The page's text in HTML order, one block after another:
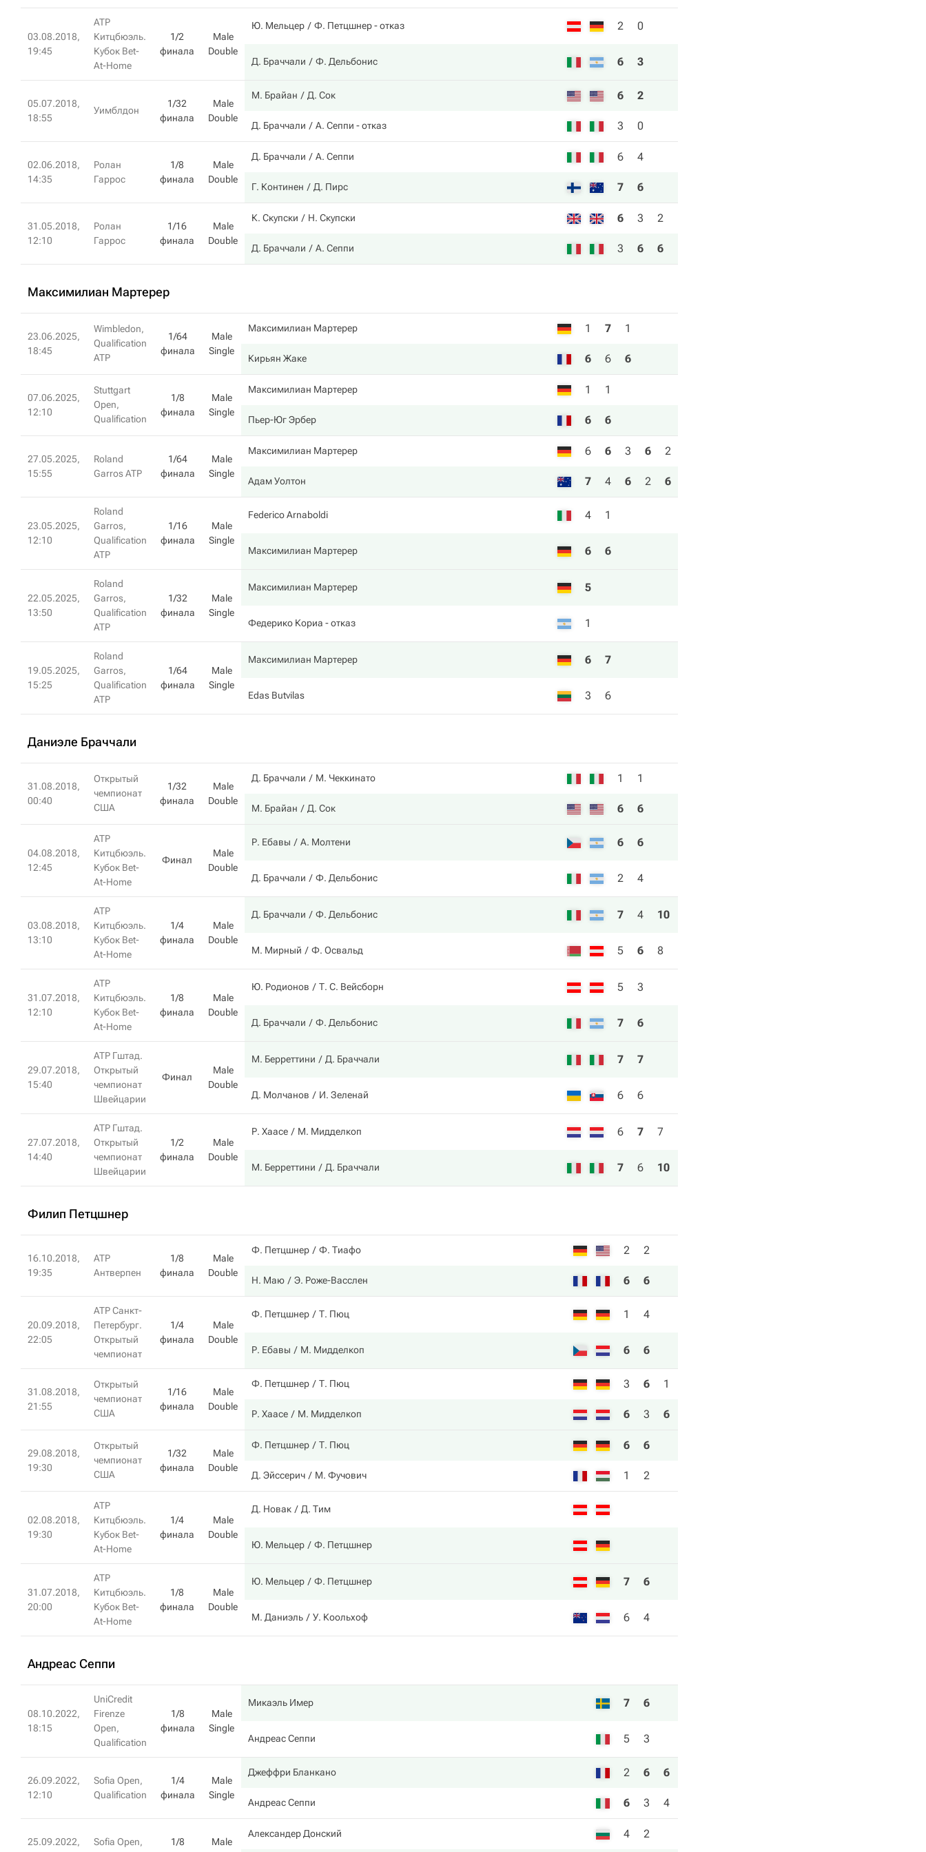
03.08.2018,
19:45
ATP
Китцбюэль.
Кубок Bet-
At-Home
1/2
финала
Male
Double
Ю. Мельцер Ф. Петцшнер- отказ 2 0
Д. Браччали Ф. Дельбонис 6 3
05.07.2018,
18:55
Уимблдон
1/32
финала
Male
Double
М. Брайан Д. Сок 6 2
Д. Браччали А. Сеппи - отказ 3 0
02.06.2018,
14:35
Ролан
Гаррос
1/8
финала
Male
Double
Д. Браччали А. Сеппи 6 4
Г. Континен Д. Пирс 7 6
31.05.2018,
12:10
Ролан
Гаррос
1/16
финала
Male
Double
К. Скупски Н. Скупски 6 3 2
Д. Браччали А. Сеппи 3 6 6
Максимилиан Мартерер
23.06.2025,
18:45
Wimbledon,
Qualification
ATP
1/64
финала
Male
Single
Максимилиан Мартерер 1 7 1
Кирьян Жаке 6 6 6
07.06.2025,
12:10
Stuttgart
Open,
Qualification
1/8
финала
Male
Single
Максимилиан Мартерер 1 1
Пьер-Юг Эрбер 6 6
27.05.2025,
15:55
Roland
Garros ATP
1/64
финала
Male
Single
Максимилиан Мартерер 6 6 3 6 2
Адам Уолтон 7 4 6 2 6
23.05.2025,
12:10
Roland
Garros,
Qualification
ATP
1/16
финала
Male
Single
Federico Arnaboldi 4 1
Максимилиан Мартерер 6 6
22.05.2025,
13:50
Roland
Garros,
Qualification
ATP
1/32
финала
Male
Single
Максимилиан Мартерер 5
Федерико Кориа - отказ 1
19.05.2025,
15:25
Roland
Garros,
Qualification
ATP
1/64
финала
Male
Single
Максимилиан Мартерер 6 7
Edas Butvilas 3 6
Даниэле Браччали
31.08.2018,
00:40
Открытый
чемпионат
США
1/32
финала
Male
Double
Д. Браччали М. Чеккинато 1 1
М. Брайан Д. Сок 6 6
04.08.2018,
12:45
ATP
Китцбюэль.
Кубок Bet-
At-Home
Финал
Male
Double
Р. Ебавы А. Молтени 6 6
Д. Браччали Ф. Дельбонис 2 4
03.08.2018,
13:10
ATP
Китцбюэль.
Кубок Bet-
At-Home
1/4
финала
Male
Double
Д. Браччали Ф. Дельбонис 7 4 10
М. Мирный Ф. Освальд 5 6 8
31.07.2018,
12:10
ATP
Китцбюэль.
Кубок Bet-
At-Home
1/8
финала
Male
Double
Ю. Родионов Т. С. Вейсборн 5 3
Д. Браччали Ф. Дельбонис 7 6
29.07.2018,
15:40
ATP Гштад.
Открытый
чемпионат
Швейцарии
Финал
Male
Double
М. Берреттини Д. Браччали 7 7
Д. Молчанов И. Зеленай 6 6
27.07.2018,
14:40
ATP Гштад.
Открытый
чемпионат
Швейцарии
1/2
финала
Male
Double
Р. Хаасе М. Мидделкоп 6 7 7
М. Берреттини Д. Браччали 7 6 10
Филип Петцшнер
16.10.2018,
19:35
ATP
Антверпен
1/8
финала
Male
Double
Ф. Петцшнер Ф. Тиафо 2 2
Н. Маю Э. Роже-Васслен 6 6
20.09.2018,
22:05
ATP Санкт-
Петербург.
Открытый
чемпионат
1/4
финала
Male
Double
Ф. Петцшнер Т. Пюц 1 4
Р. Ебавы М. Мидделкоп 6 6
31.08.2018,
21:55
Открытый
чемпионат
США
1/16
финала
Male
Double
Ф. Петцшнер Т. Пюц 3 6 1
Р. Хаасе М. Мидделкоп 6 3 6
29.08.2018,
19:30
Открытый
чемпионат
США
1/32
финала
Male
Double
Ф. Петцшнер Т. Пюц 6 6
Д. Эйссерич М. Фучович 1 2
02.08.2018,
19:30
ATP
Китцбюэль.
Кубок Bet-
At-Home
1/4
финала
Male
Double
Д. Новак Д. Тим
Ю. Мельцер Ф. Петцшнер
31.07.2018,
20:00
ATP
Китцбюэль.
Кубок Bet-
At-Home
1/8
финала
Male
Double
Ю. Мельцер Ф. Петцшнер 7 6
М. Даниэль У. Коольхоф 6 4
Андреас Сеппи
08.10.2022,
18:15
UniCredit
Firenze
Open,
Qualification
1/8
финала
Male
Single
Микаэль Имер 7 6
Андреас Сеппи 5 3
26.09.2022,
12:10
Sofia Open,
Qualification
1/4
финала
Male
Single
Джеффри Бланкано 2 6 6
Андреас Сеппи 6 3 4
25.09.2022,
Sofia Open,
1/8
Male
Александер Донский 4 2